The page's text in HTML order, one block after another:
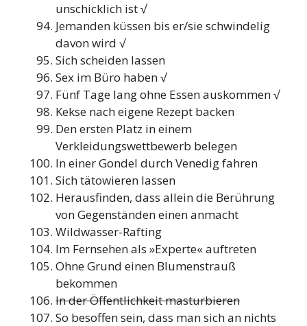
unschicklich ist √
Jemanden küssen bis er/sie schwindelig
davon wird √
Sich scheiden lassen
Sex im Büro haben √
Fünf Tage lang ohne Essen auskommen √
Kekse nach eigene Rezept backen
Den ersten Platz in einem
Verkleidungswettbewerb belegen
In einer Gondel durch Venedig fahren
Sich tätowieren lassen
Herausfinden, dass allein die Berührung
von Gegenständen einen anmacht
Wildwasser-Rafting
Im Fernsehen als »Experte« auftreten
Ohne Grund einen Blumenstrauß
bekommen
In der Öffentlichkeit masturbieren
So besoffen sein, dass man sich an nichts